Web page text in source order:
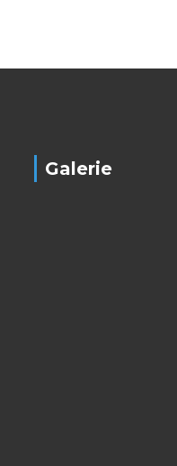
Galerie